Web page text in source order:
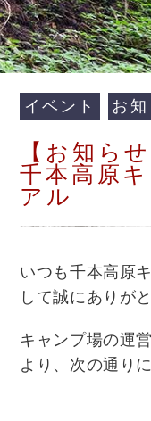
イベント お知
【お知ら
千本高原
アル
いつも千本高原
して誠にありが
キャンプ場の運
より、次の通り